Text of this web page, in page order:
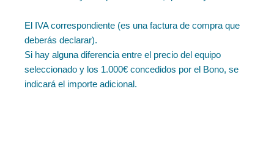
El IVA correspondiente (es una factura de compra que
deberás declarar).
Si hay alguna diferencia entre el precio del equipo
seleccionado y los 1.000€ concedidos por el Bono, se
indicará el importe adicional.